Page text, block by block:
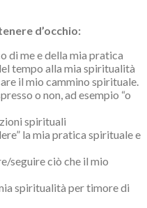
d’occhio:
di me e della mia pratica
tempo alla mia spiritualità
il mio cammino spirituale.
o non, ad esempio “o
spirituali
la mia pratica spirituale e
seguire ciò che il mio
spiritualità per timore di